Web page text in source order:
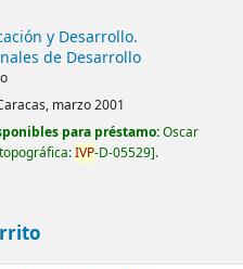
y Desarrollo.
de Desarrollo
marzo 2001
para préstamo:Oscar
IVP-D-05529 .